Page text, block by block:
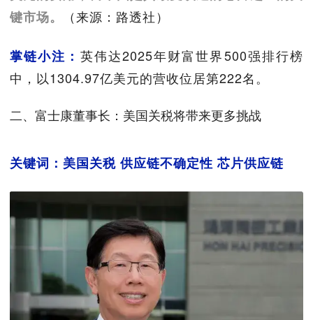
键市场。
（来源：路透社）
掌链小注： 英伟达2025年财富世界500强排行榜
中，以1304.97亿美元的营收位居第222名。
二、富士康董事长：美国关税将带来更多挑战
关键词：美国关税 供应链不确定性 芯片供应链